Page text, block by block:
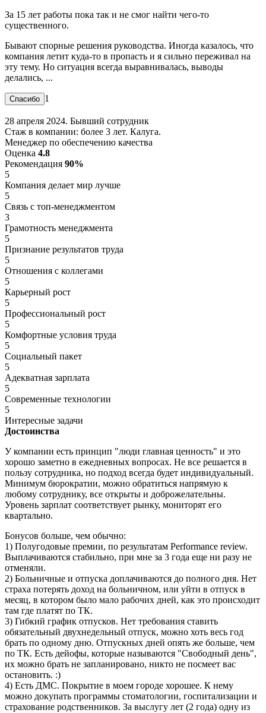
За 15 лет работы пока так и не смог найти чего-то
существенного.
Бывают спорные решения руководства. Иногда казалось, что
компания летит куда-то в пропасть и я сильно переживал на
эту тему. Но ситуация всегда выравнивалась, выводы
делались, ...
1
28 апреля 2024. Бывший сотрудник
Стаж в компании: более 3 лет. Калуга.
Менеджер по обеспечению качества
Оценка 4.8
Рекомендация 90%
5
Компания делает мир лучше
5
Связь с топ-менеджментом
3
Грамотность менеджмента
5
Признание результатов труда
5
Отношения с коллегами
5
Карьерный рост
5
Профессиональный рост
5
Комфортные условия труда
5
Социальный пакет
5
Адекватная зарплата
5
Современные технологии
5
Интересные задачи
Достоинства
У компании есть принцип "люди главная ценность" и это
хорошо заметно в ежедневных вопросах. Не все решается в
пользу сотрудника, но подход всегда будет индивидуальный.
Минимум бюрократии, можно обратиться напрямую к
любому сотруднику, все открыты и доброжелательны.
Уровень зарплат соответствует рынку, мониторят его
квартально.
Бонусов больше, чем обычно:
1) Полугодовые премии, по результатам Performance review.
Выплачиваются стабильно, при мне за 3 года еще ни разу не
отменяли.
2) Больничные и отпуска доплачиваются до полного дня. Нет
страха потерять доход на больничном, или уйти в отпуск в
месяц, в котором было мало рабочих дней, как это происходит
там где платят по ТК.
3) Гибкий график отпусков. Нет требования ставить
обязательный двухнедельный отпуск, можно хоть весь год
брать по одному дню. Отпускных дней опять же больше, чем
по ТК. Есть дейофы, которые называются "Свободный день",
их можно брать не запланировано, никто не посмеет вас
остановить. :)
4) Есть ДМС. Покрытие в моем городе хорошее. К нему
можно докупать программы стоматологии, госпитализации и
страхование родственников. За выслугу лет (2 года) одну из